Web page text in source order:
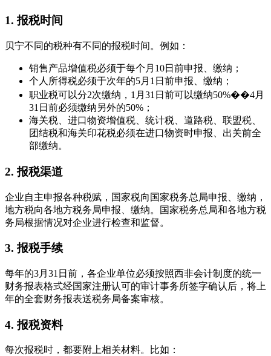
1. 报税时间
贝宁不同的税种有不同的报税时间。例如：
销售产品增值税必须于每个月10日前申报、缴纳；
个人所得税必须于次年的5月1日前申报、缴纳；
职业税可以分2次缴纳，1月31日前可以缴纳50%��4月
31日前必须缴纳另外的50%；
海关税、进口物资增值税、统计税、道路税、联盟税、
团结税和海关印花税必须在进口物资时申报、出关前全
部缴纳。
2. 报税渠道
企业自主申报各种税赋，国家税向国家税务总局申报、缴纳，
地方税向各地方税务局申报、缴纳。国家税务总局和各地方税
务局根据情况对企业进行检查和监督。
3. 报税手续
每年的3月31日前，各企业单位必须按照西非会计制度的统一
财务报表格式经国家注册认可的审计事务所签字确认后，将上
年的全套财务报表送税务局备案审核。
4. 报税资料
每次报税时，都要附上相关材料。比如：